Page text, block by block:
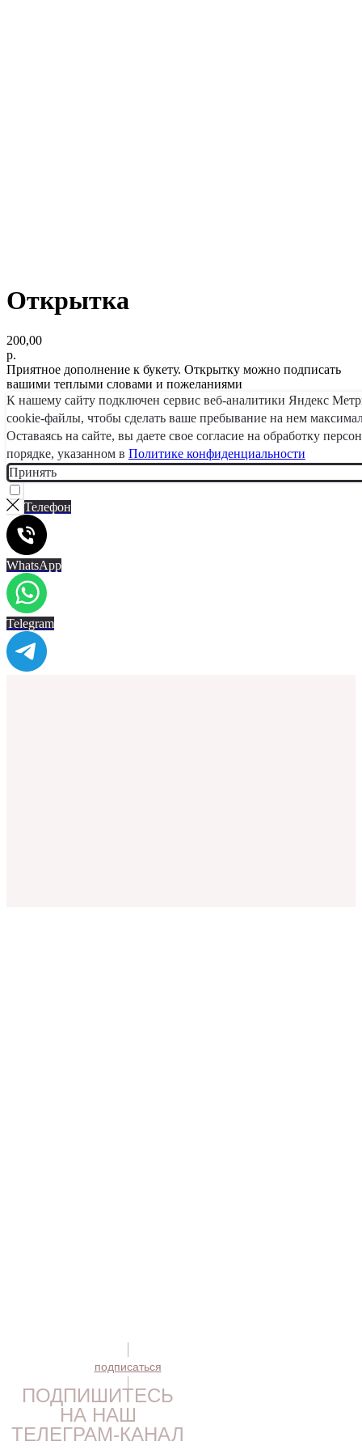
Открытка
200,00
р.
Приятное дополнение к букету. Открытку можно подписать
вашими теплыми словами и пожеланиями
К нашему сайту подключен сервис веб-аналитики Яндекс
cookie-файлы, чтобы сделать ваше пребывание на нем
Оставаясь на сайте, вы даете свое согласие на обработку
порядке, указанном в Политике конфиденциальности
Принять
Телефон
WhatsApp
Telegram
подписаться
ПОДПИШИТЕСЬ
НА НАШ
ТЕЛЕГРАМ-КАНАЛ